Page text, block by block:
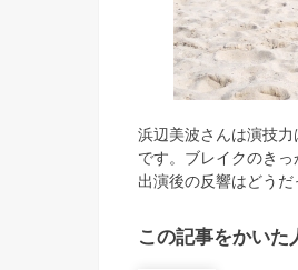
浜辺美波さんは演技
です。ブレイクのき
出演後の反響はどうだ
この記事をかいた